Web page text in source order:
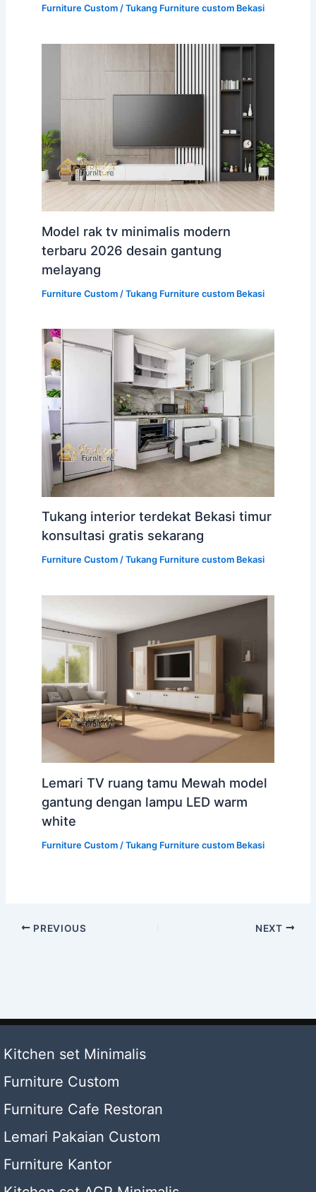
Furniture Custom/ Tukang Furniture custom Bekasi
Model rak tv minimalis modern
terbaru 2026 desain gantung
melayang
Furniture Custom/ Tukang Furniture custom Bekasi
Tukang interior terdekat Bekasi timur
konsultasi gratis sekarang
Furniture Custom/ Tukang Furniture custom Bekasi
Lemari TV ruang tamu Mewah model
gantung dengan lampu LED warm
white
Furniture Custom/ Tukang Furniture custom Bekasi
PREVIOUS NEXT
Kitchen set Minimalis
Furniture Custom
Furniture Cafe Restoran
Lemari Pakaian Custom
Furniture Kantor